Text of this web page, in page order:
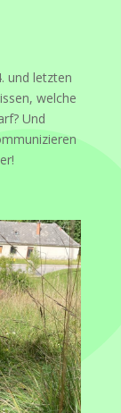
und letzten
welche
Und